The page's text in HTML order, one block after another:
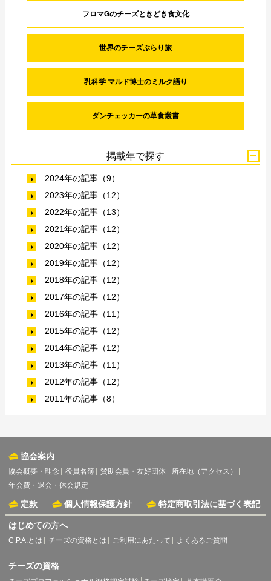
フロマGのチーズときどき食文化
世界のチーズぶらり旅
乳科学 マルド博士のミルク語り
ダンチェッカーの草食叢書
掲載年で探す
2024年の記事（9）
2023年の記事（12）
2022年の記事（13）
2021年の記事（12）
2020年の記事（12）
2019年の記事（12）
2018年の記事（12）
2017年の記事（12）
2016年の記事（11）
2015年の記事（12）
2014年の記事（12）
2013年の記事（11）
2012年の記事（12）
2011年の記事（8）
協会案内
協会概要・理念 役員名簿 賛助会員・友好団体
所在地（アクセス）
年会費・退会・休会規定
定款 個人情報保護方針 特定商取引法に基づく表記
はじめての方へ
C.P.A.とは チーズの資格とは ご利用にあたって よくあるご質問
チーズの資格